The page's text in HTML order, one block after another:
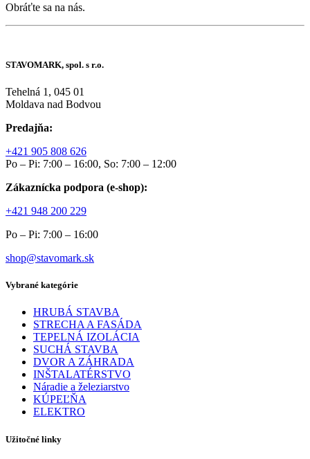
Obráťte sa na nás.
STAVOMARK, spol. s r.o.
Tehelná 1, 045 01
Moldava nad Bodvou
Predajňa:
+421 905 808 626
Po – Pi: 7:00 – 16:00, So: 7:00 – 12:00
Zákaznícka podpora (e-shop):
+421 948 200 229
Po – Pi: 7:00 – 16:00
shop@stavomark.sk
Vybrané kategórie
HRUBÁ STAVBA
STRECHA A FASÁDA
TEPELNÁ IZOLÁCIA
SUCHÁ STAVBA
DVOR A ZÁHRADA
INŠTALATÉRSTVO
Náradie a železiarstvo
KÚPEĽŇA
ELEKTRO
Užitočné linky